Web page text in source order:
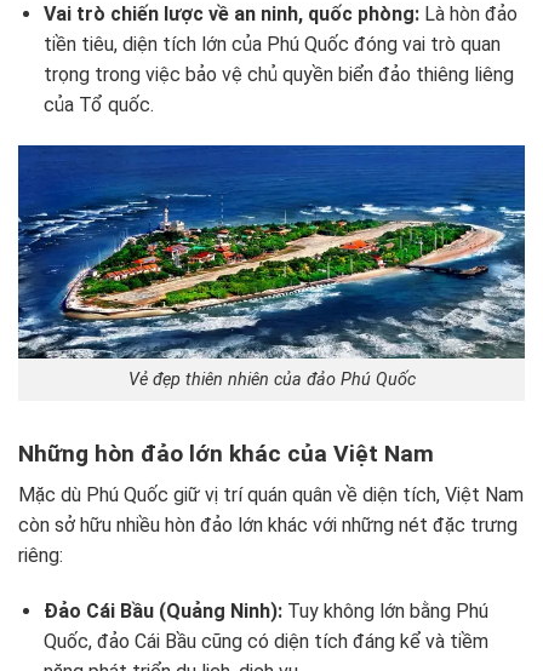
Vai trò chiến lược về an ninh, quốc phòng:Là hòn đảo
tiền tiêu, diện tích lớn của Phú Quốc đóng vai trò quan
trọng trong việc bảo vệ chủ quyền biển đảo thiêng liêng
của Tổ quốc.
Vẻ đẹp thiên nhiên của đảo Phú Quốc
Những hòn đảo lớn khác của Việt Nam
Mặc dù Phú Quốc giữ vị trí quán quân về diện tích, Việt Nam
còn sở hữu nhiều hòn đảo lớn khác với những nét đặc trưng
riêng:
Đảo Cái Bầu (Quảng Ninh):Tuy không lớn bằng Phú
Quốc, đảo Cái Bầu cũng có diện tích đáng kể và tiềm